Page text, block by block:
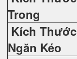
Trong
Kích Thước
Ngăn Kéo